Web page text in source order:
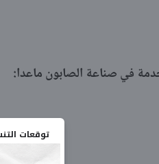
توقعات
في صناعة الصابون ماعدا: